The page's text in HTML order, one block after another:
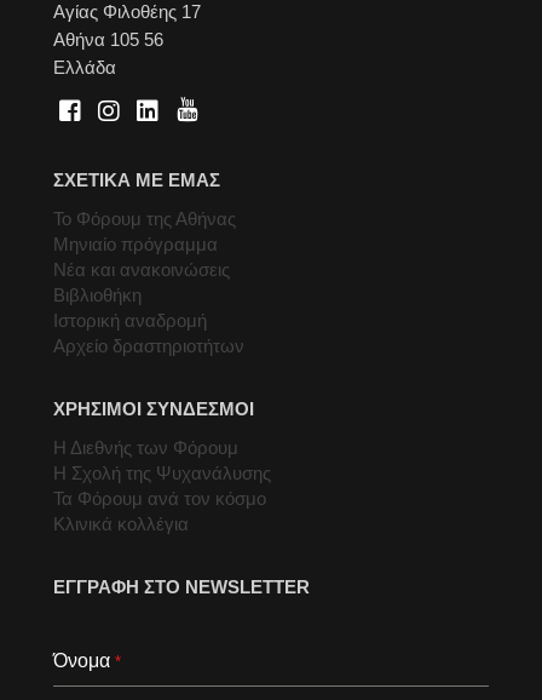
Αγίας Φιλοθέης 17
Αθήνα 105 56
Ελλάδα
ΣΧΕΤΙΚΑ ΜΕ ΕΜΑΣ
Το Φόρουμ της Αθήνας
Μηνιαίο πρόγραμμα
Νέα και ανακοινώσεις
Βιβλιοθήκη
Ιστορική αναδρομή
Αρχείο δραστηριοτήτων
ΧΡΗΣΙΜΟΙ ΣΥΝΔΕΣΜΟΙ
Η Διεθνής των Φόρουμ
Η Σχολή της Ψυχανάλυσης
Τα Φόρουμ ανά τον κόσμο
Κλινικά κολλέγια
ΕΓΓΡΑΦΗ ΣΤΟ NEWSLETTER
Όνομα *